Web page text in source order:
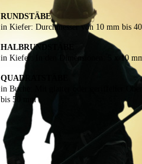
RUNDSTÄBE
in Kiefer: Durchmesser von 10 mm bis
HALBRUNDSTÄBE
in Kiefer:
In den Dimensionen: 5 x 10
QUADRATSTÄBE
in Buche:
bis 50 mm